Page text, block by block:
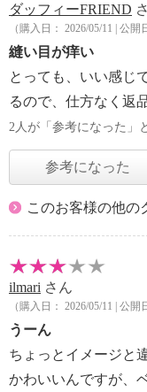
ダッフィーFRIEND
（購入日： 2026/05/11 | 公開
縫い目が痒い
とっても、いい感じ
るので、仕方なく返
2人が「参考になった」
参考になった
このお客様の他の
ilmari さん
（購入日： 2026/05/11 | 公開
うーん
ちょっとイメージと
かわいいんですが、